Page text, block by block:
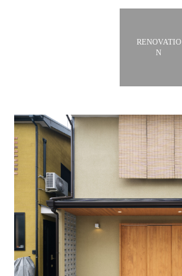
RENOVATIO
N